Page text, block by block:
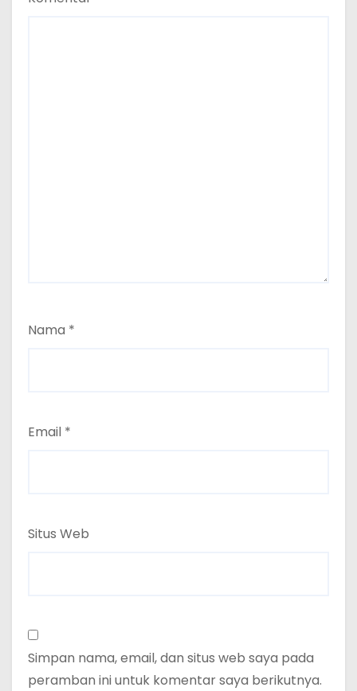
Nama *
Email *
Situs Web
Simpan nama, email, dan situs web saya pada
peramban ini untuk komentar saya berikutnya.